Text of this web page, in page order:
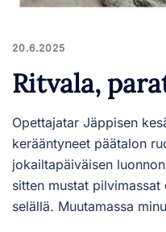
20.6.2025
Ritvala,
Opettajatar Jäppisen
kerääntyneet päätalon
jokailtapäiväisen
sitten mustat
selällä. Muutamassa